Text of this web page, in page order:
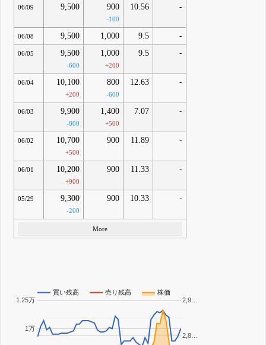
06/09 9,500 900
-100
10.56 -
06/08 9,500 1,000 9.5 -
06/05 9,500
-600
1,000
+200
9.5 -
06/04 10,100
+200
800
-600
12.63 -
06/03 9,900
-800
1,400
+500
7.07 -
06/02 10,700
+500
900 11.89 -
06/01 10,200
+900
900 11.33 -
05/29 9,300
-200
900 10.33 -
More
買い残高 売り残高 株価
1万
1.25万
2,8…
2,9…